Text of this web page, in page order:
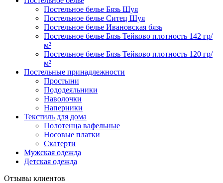
Постельное белье Бязь Шуя
Постельное белье Ситец Шуя
Постельное белье Ивановская бязь
Постельное белье Бязь Тейково плотность 142 гр/
м²
Постельное белье Бязь Тейково плотность 120 гр/
м²
Постельные принадлежности
Простыни
Пододеяльники
Наволочки
Наперники
Текстиль для дома
Полотенца вафельные
Носовые платки
Скатерти
Мужская одежда
Детская одежда
Отзывы клиентов